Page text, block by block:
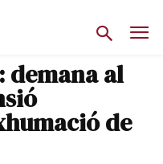
demana al
de